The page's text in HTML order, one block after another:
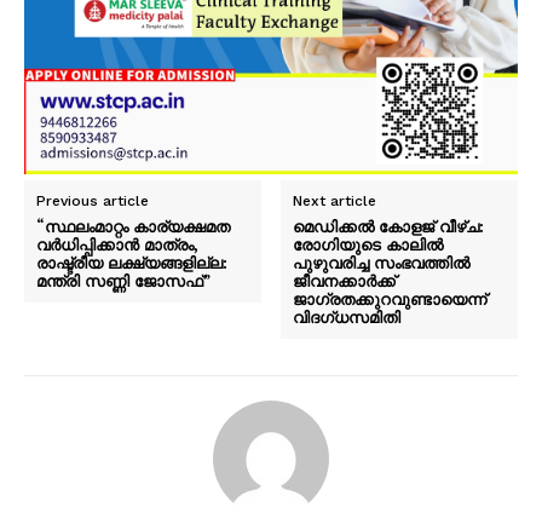
Previous article
“സ്ഥലംമാറ്റം കാര്യക്ഷമത
വര്‍ധിപ്പിക്കാന്‍ മാത്രം,
രാഷ്ട്രീയ ലക്ഷ്യങ്ങളില്ല:
മന്ത്രി സണ്ണി ജോസഫ്”
Next article
മെഡിക്കൽ കോളജ് വീഴ്ച:
രോഗിയുടെ കാലിൽ
പുഴുവരിച്ച സംഭവത്തിൽ
ജീവനക്കാർക്ക്
ജാഗ്രതക്കുറവുണ്ടായെന്ന്
വിദഗ്ധസമിതി